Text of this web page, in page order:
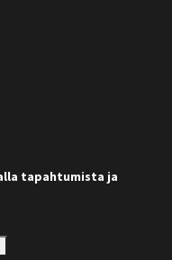
tapahtumista ja